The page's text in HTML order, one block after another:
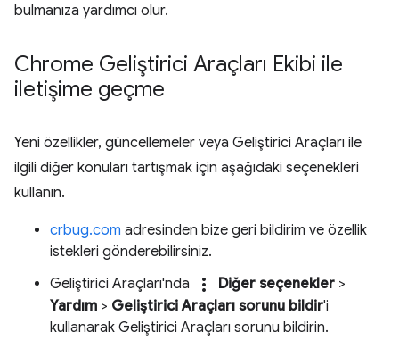
bulmanıza yardımcı olur.
Chrome Geliştirici Araçları Ekibi ile
iletişime geçme
Yeni özellikler, güncellemeler veya Geliştirici Araçları ile
ilgili diğer konuları tartışmak için aşağıdaki seçenekleri
kullanın.
crbug.com adresinden bize geri bildirim ve özellik
istekleri gönderebilirsiniz.
Geliştirici Araçları'nda
more_vert Diğer seçenekler >
Yardım > Geliştirici Araçları sorunu bildir'i
kullanarak Geliştirici Araçları sorunu bildirin.